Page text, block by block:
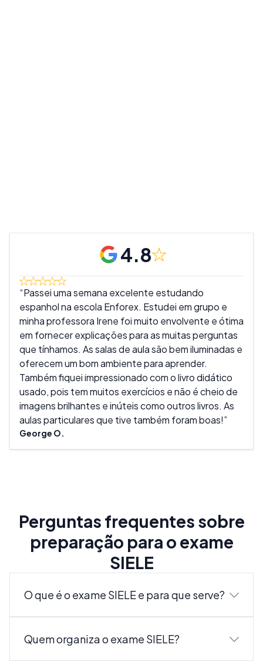
4.8
Passei uma semana excelente estudando
espanhol na escola Enforex. Estudei em grupo e
minha professora Irene foi muito envolvente e ótima
em fornecer explicações para as muitas perguntas
que tínhamos. As salas de aula são bem iluminadas e
oferecem um bom ambiente para aprender.
Também fiquei impressionado com o livro didático
usado, pois tem muitos exercícios e não é cheio de
imagens brilhantes e inúteis como outros livros. As
aulas particulares que tive também foram boas!
George O.
Perguntas frequentes sobre
preparação para o exame
SIELE
O que é o exame SIELE e para que serve?
O SIELE (Servicio Internacional de Evaluación de la
Lengua Española) é um exame oficial que avalia as
Quem organiza o exame SIELE?